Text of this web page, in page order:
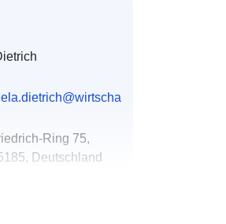
Ring 75,
Deutschland
hoz: